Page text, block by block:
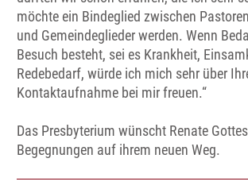
möchte ein Bindeglied zwischen
und Gemeindeglieder werden. Wenn
Besuch besteht, sei es Krankheit,
Redebedarf, würde ich mich sehr über
Kontaktaufnahme bei mir freuen.“
Das Presbyterium wünscht Renate
Begegnungen auf ihrem neuen Weg.